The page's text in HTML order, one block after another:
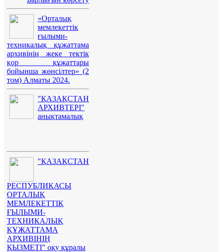
«Орталық
мемлекеттік
ғылыми-
техникалық құжаттама
архивінің жеке тектік
қор құжаттары
бойынша жөнсілтер» (2
том) Алматы 2024.
"ҚАЗАҚСТАН
АРХИВТЕРІ"
анықтамалық
"ҚАЗАҚСТАН
РЕСПУБЛИКАСЫ
ОРТАЛЫҚ
МЕМЛЕКЕТТІК
ҒЫЛЫМИ-
ТЕХНИКАЛЫҚ
ҚҰЖАТТАМА
АРХИВІНІҢ
ҚЫЗМЕТІ" оқу құралы